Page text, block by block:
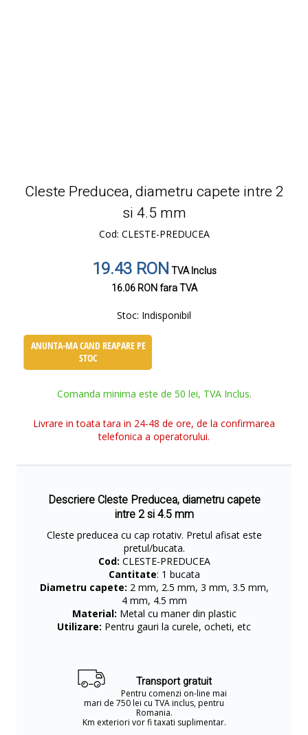
Cleste Preducea, diametru capete intre 2
si 4.5 mm
Cod: CLESTE-PREDUCEA
19.43 RONTVA Inclus
16.06 RONfara TVA
Stoc: Indisponibil
ANUNTA-MA CAND REAPARE PE
STOC
Comanda minima este de 50 lei, TVA Inclus.
Livrare in toata tara in 24-48 de ore, de la confirmarea
telefonica a operatorului.
Descriere Cleste Preducea, diametru capete
intre 2 si 4.5 mm
Cleste preducea cu cap rotativ. Pretul afisat este
pretul/bucata.
Cod: CLESTE-PREDUCEA
Cantitate: 1 bucata
Diametru capete: 2 mm, 2.5 mm, 3 mm, 3.5 mm,
4 mm, 4.5 mm
Material: Metal cu maner din plastic
Utilizare: Pentru gauri la curele, ocheti, etc
Transport gratuit
Pentru comenzi on-line mai
mari de 750 lei cu TVA inclus, pentru
Romania.
Km exteriori vor fi taxati suplimentar.